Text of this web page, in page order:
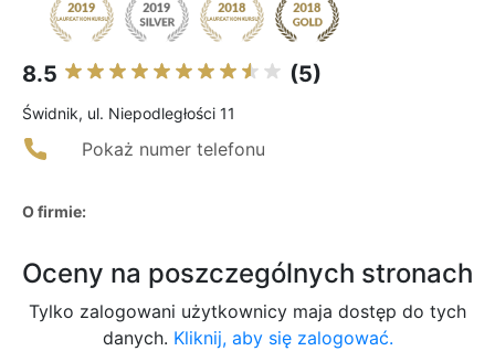
8.5 (5)
Świdnik, ul. Niepodległości 11
Pokaż numer telefonu
O firmie:
Oceny na poszczególnych stronach
Tylko zalogowani użytkownicy maja dostęp do tych
danych. Kliknij, aby się zalogować.